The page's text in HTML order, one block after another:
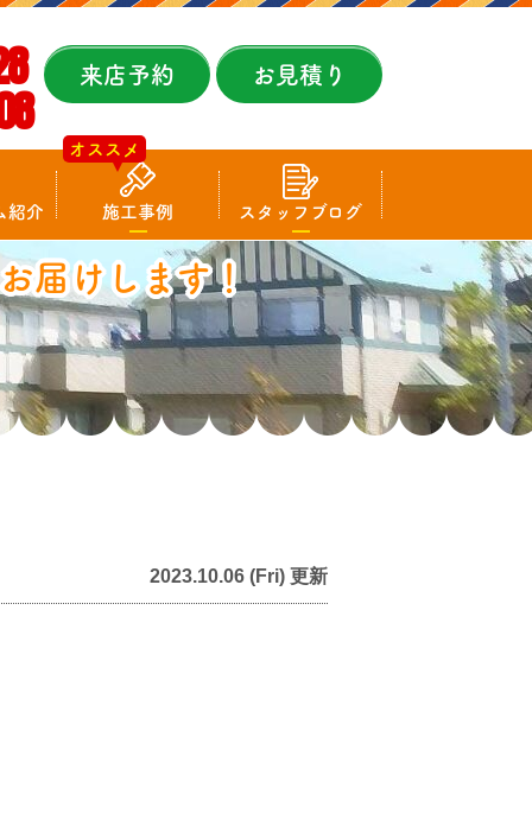
来店予約 お見積り
紹介 施工事例
オススメ
スタッフブログ
届けします！
2023.10.06 (Fri) 更新